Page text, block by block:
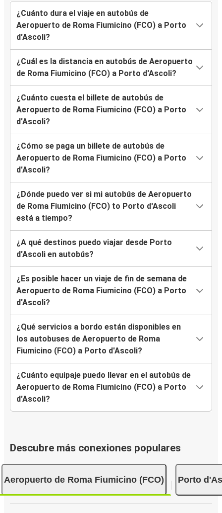
¿Cuánto dura el viaje en autobús de
Aeropuerto de Roma Fiumicino (FCO) a Porto
d'Ascoli?
¿Cuál es la distancia en autobús de Aeropuerto
de Roma Fiumicino (FCO) a Porto d'Ascoli?
¿Cuánto cuesta el billete de autobús de
Aeropuerto de Roma Fiumicino (FCO) a Porto
d'Ascoli?
¿Cómo se paga un billete de autobús de
Aeropuerto de Roma Fiumicino (FCO) a Porto
d'Ascoli?
¿Dónde puedo ver si mi autobús de Aeropuerto
de Roma Fiumicino (FCO) to Porto d'Ascoli
está a tiempo?
¿A qué destinos puedo viajar desde Porto
d'Ascoli en autobús?
¿Es posible hacer un viaje de fin de semana de
Aeropuerto de Roma Fiumicino (FCO) a Porto
d'Ascoli?
¿Qué servicios a bordo están disponibles en
los autobuses de Aeropuerto de Roma
Fiumicino (FCO) a Porto d'Ascoli?
¿Cuánto equipaje puedo llevar en el autobús de
Aeropuerto de Roma Fiumicino (FCO) a Porto
d'Ascoli?
Descubre más conexiones populares
Aeropuerto de Roma Fiumicino (FCO) Porto